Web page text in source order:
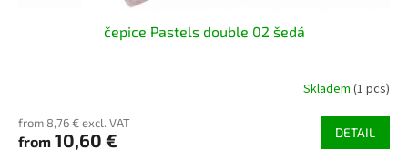
čepice Pastels double 02 šedá
Skladem (1 pcs)
from 8,76 € excl. VAT
from 10,60 € DETAIL